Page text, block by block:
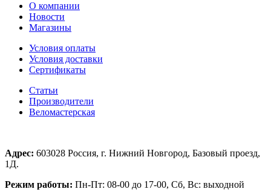
О компании
Новости
Магазины
Условия оплаты
Условия доставки
Сертификаты
Статьи
Производители
Веломастерская
Адрес: 603028 Россия, г. Нижний Новгород, Базовый проезд,
1Д.
Режим работы: Пн-Пт: 08-00 до 17-00, Сб, Вс: выходной